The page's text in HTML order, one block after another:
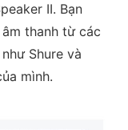
II. Bạn
thanh từ các
Shure và
mình.